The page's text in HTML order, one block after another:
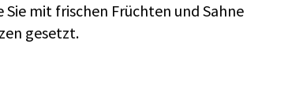
Sie mit frischen Früchten und Sahne
gesetzt.